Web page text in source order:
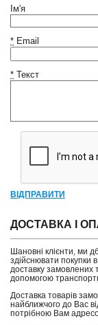
Ім'я
* Email
* Текст
ВІДПРАВИТИ
ДОСТАВКА І
Шановні клієнти, ми
здійснювати покупки
доставку замовлених
допомогою
Доставка товарів
найближчого до Вас
потрібною Вам